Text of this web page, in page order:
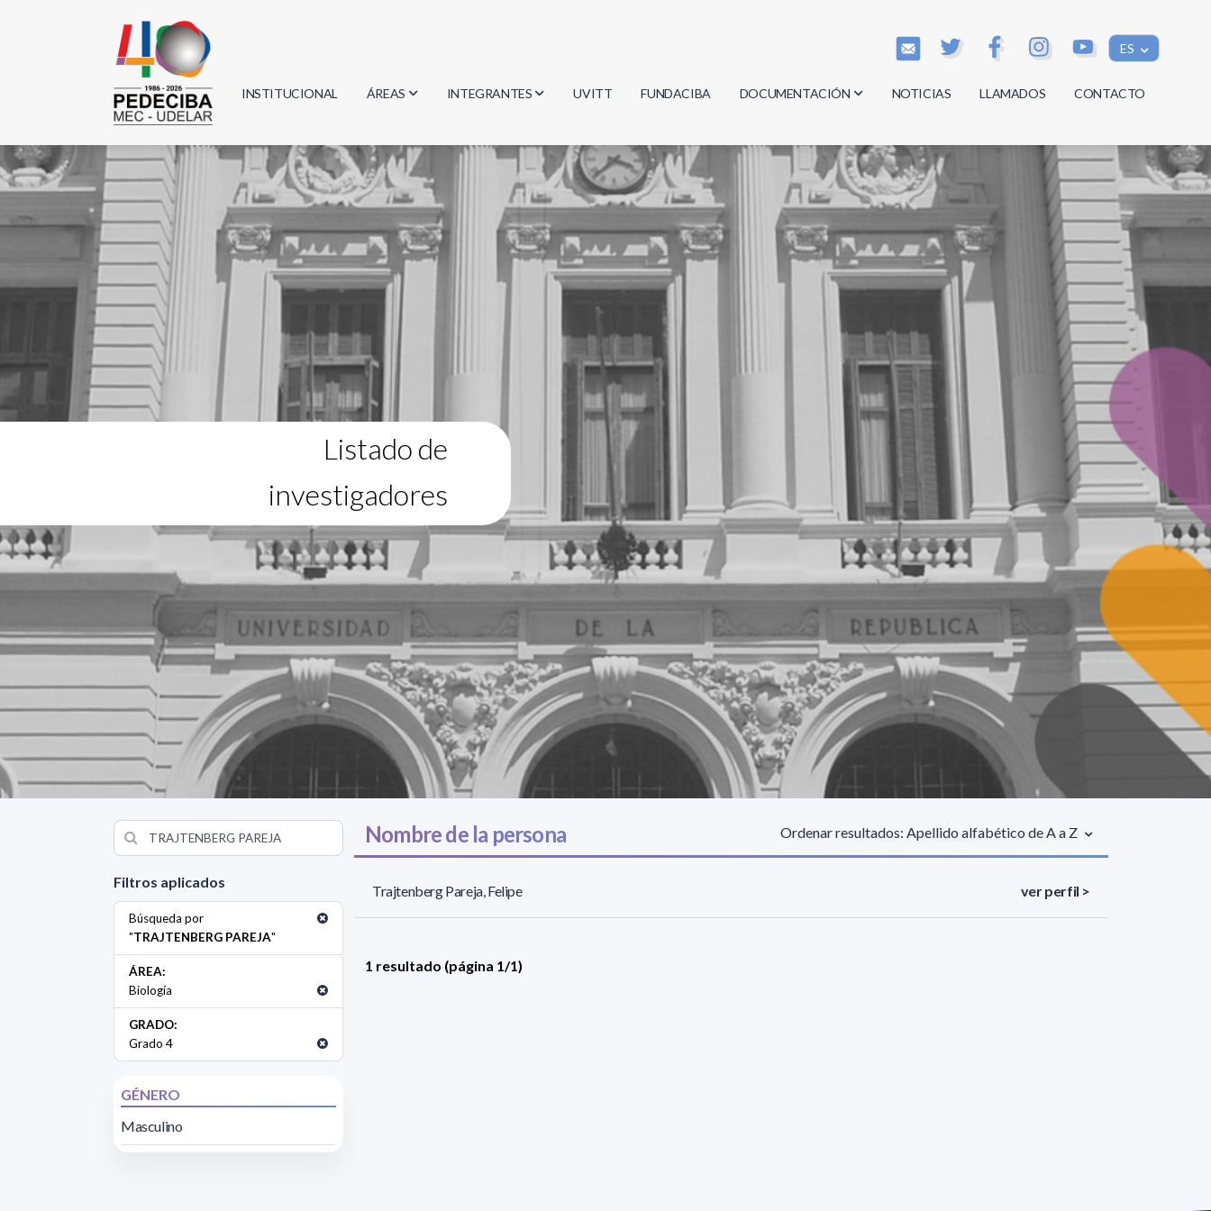
ES
INSTITUCIONAL ÁREAS
Biología
Física
Geociencias
Informática
Matemática
INTEGRANTES
Investigadores
Estudiantes
Egresados
UVITT FUNDACIBA DOCUMENTACIÓN
Actas
Reglamentos
Documentos
NOTICIAS LLAMADOS CONTACTO
Listado de
investigadores
Filtros aplicados
Búsqueda por
"TRAJTENBERG PAREJA"
ÁREA:
Biología
GRADO:
Grado 4
GÉNERO
Masculino
Nombre de la persona Ordenar resultados: Apellido alfabético de A a Z
Trajtenberg Pareja, Felipe ver perfil >
1 resultado (página 1/1)